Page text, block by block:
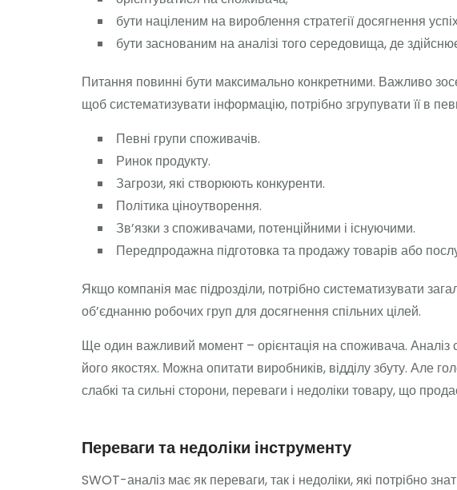
бути націленим на вироблення стратегії досягнення
бути заснованим на аналізі того середовища, де
Питання повинні бути максимально конкретними. Важливо
щоб систематизувати інформацію, потрібно згрупувати її в
Певні групи споживачів.
Ринок продукту.
Загрози, які створюють конкуренти.
Політика ціноутворення.
Зв’язки з споживачами, потенційними і існуючими.
Передпродажна підготовка та продажу товарів або
Якщо компанія має підрозділи, потрібно систематизувати
об’єднанню робочих груп для досягнення спільних цілей.
Ще один важливий момент – орієнтація на споживача. Аналіз
його якостях. Можна опитати виробників, відділу збуту. Але
слабкі та сильні сторони, переваги і недоліки товару, що
Переваги та недоліки інструменту
SWOT-аналіз має як переваги, так і недоліки, які потрібно